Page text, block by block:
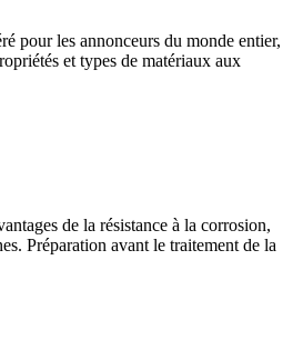
pour les annonceurs du monde entier,
et types de matériaux aux
de la résistance à la corrosion,
Préparation avant le traitement de la